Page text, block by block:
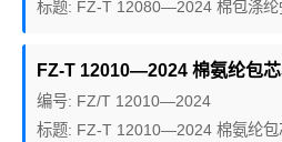
标题: FZ-T 12080—2024 棉包涤纶
FZ-T 12010—2024 棉氨纶包
编号: FZ/T 12010—2024
标题: FZ-T 12010—2024 棉氨纶包